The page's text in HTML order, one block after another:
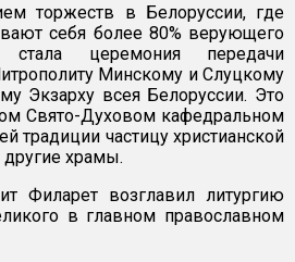
торжеств в Белоруссии, где
себя более 80% верующего
стала церемония передачи
Минскому и Слуцкому
Экзарху всея Белоруссии. Это
Свято-Духовом кафедральном
традиции частицу христианской
храмы.
Филарет возглавил литургию
в главном православном